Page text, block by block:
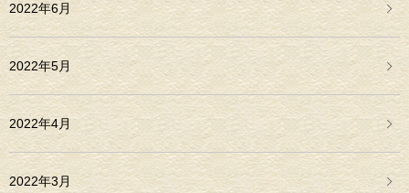
2022年6月
2022年5月
2022年4月
2022年3月